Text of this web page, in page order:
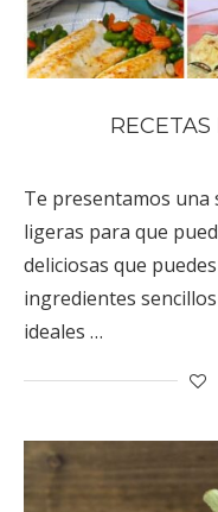
RECETAS
Te presentamos una
ligeras para que
deliciosas que
ingredientes
ideales …